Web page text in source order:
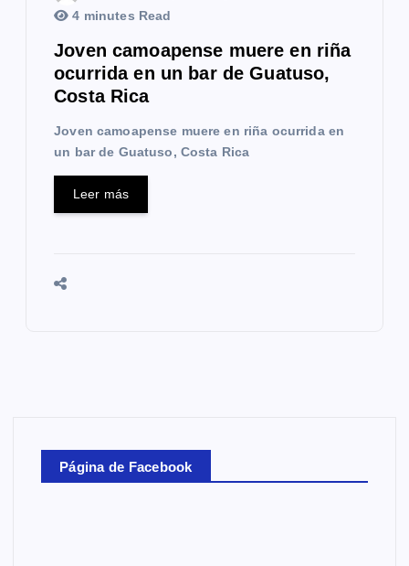
4 minutes Read
Joven camoapense muere en riña
ocurrida en un bar de Guatuso,
Costa Rica
Joven camoapense muere en riña ocurrida en
un bar de Guatuso, Costa Rica
Leer más
Página de Facebook